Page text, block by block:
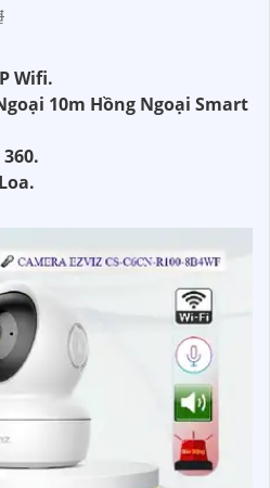
Wifi.
10m Hồng Ngoại Smart